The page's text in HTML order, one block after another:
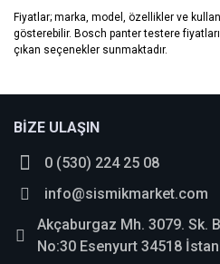
Fiyatlar; marka, model, özellikler ve
gösterebilir. Bosch panter testere
çıkan seçenekler sunmaktadır.
BİZE ULAŞIN
0 (530) 224 25 08
info@sismikmarket.com
Akçaburgaz Mh. 3079. Sk.
No:30 Esenyurt 34518